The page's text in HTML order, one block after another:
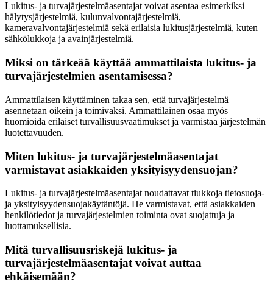
Lukitus- ja turvajärjestelmäasentajat voivat asentaa esimerkiksi
hälytysjärjestelmiä, kulunvalvontajärjestelmiä,
kameravalvontajärjestelmiä sekä erilaisia lukitusjärjestelmiä, kuten
sähkölukkoja ja avainjärjestelmiä.
Miksi on tärkeää käyttää ammattilaista lukitus- ja
turvajärjestelmien asentamisessa?
Ammattilaisen käyttäminen takaa sen, että turvajärjestelmä
asennetaan oikein ja toimivaksi. Ammattilainen osaa myös
huomioida erilaiset turvallisuusvaatimukset ja varmistaa järjestelmän
luotettavuuden.
Miten lukitus- ja turvajärjestelmäasentajat
varmistavat asiakkaiden yksityisyydensuojan?
Lukitus- ja turvajärjestelmäasentajat noudattavat tiukkoja tietosuoja-
ja yksityisyydensuojakäytäntöjä. He varmistavat, että asiakkaiden
henkilötiedot ja turvajärjestelmien toiminta ovat suojattuja ja
luottamuksellisia.
Mitä turvallisuusriskejä lukitus- ja
turvajärjestelmäasentajat voivat auttaa
ehkäisemään?